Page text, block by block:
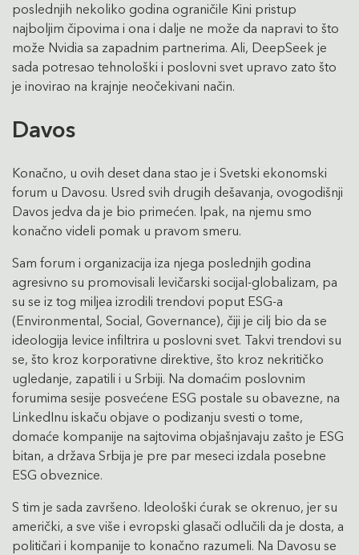
poslednjih nekoliko godina ograničile Kini pristup
najboljim čipovima i ona i dalje ne može da napravi to što
može Nvidia sa zapadnim partnerima. Ali, DeepSeek je
sada potresao tehnološki i poslovni svet upravo zato što
je inovirao na krajnje neočekivani način.
Davos
Konačno, u ovih deset dana stao je i Svetski ekonomski
forum u Davosu. Usred svih drugih dešavanja, ovogodišnji
Davos jedva da je bio primećen. Ipak, na njemu smo
konačno videli pomak u pravom smeru.
Sam forum i organizacija iza njega poslednjih godina
agresivno su promovisali levičarski socijal-globalizam, pa
su se iz tog miljea izrodili trendovi poput ESG-a
(Environmental, Social, Governance), čiji je cilj bio da se
ideologija levice infiltrira u poslovni svet. Takvi trendovi su
se, što kroz korporativne direktive, što kroz nekritičko
ugledanje, zapatili i u Srbiji. Na domaćim poslovnim
forumima sesije posvećene ESG postale su obavezne, na
LinkedInu iskaču objave o podizanju svesti o tome,
domaće kompanije na sajtovima objašnjavaju zašto je ESG
bitan, a država Srbija je pre par meseci izdala posebne
ESG obveznice.
S tim je sada završeno. Ideološki ćurak se okrenuo, jer su
američki, a sve više i evropski glasači odlučili da je dosta, a
političari i kompanije to konačno razumeli. Na Davosu se